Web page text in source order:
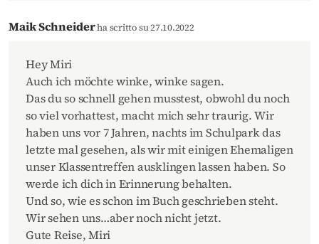
Maik Schneiderha scritto su 27.10.2022
Hey Miri
Auch ich möchte winke, winke sagen.
Das du so schnell gehen musstest, obwohl du noch
so viel vorhattest, macht mich sehr traurig. Wir
haben uns vor 7 Jahren, nachts im Schulpark das
letzte mal gesehen, als wir mit einigen Ehemaligen
unser Klassentreffen ausklingen lassen haben. So
werde ich dich in Erinnerung behalten.
Und so, wie es schon im Buch geschrieben steht.
Wir sehen uns…aber noch nicht jetzt.
Gute Reise, Miri